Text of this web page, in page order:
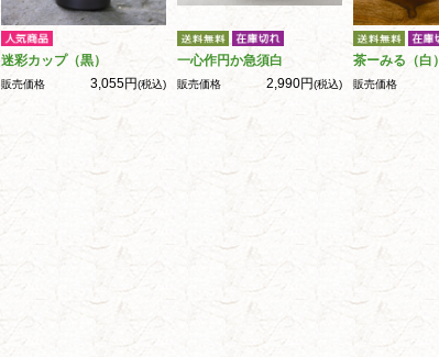
迷彩カップ（黒）
販売価格 3,055円(税込)
一心作円か急須白
販売価格 2,990円(税込)
茶ーみる（白）
販売価格